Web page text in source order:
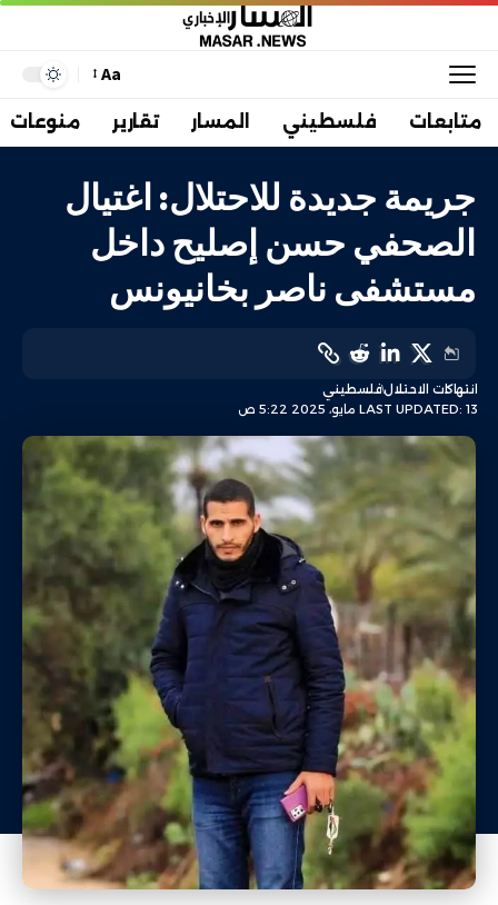
Aa
متابعات فلسطيني المسار تقارير منوعات
جريمة جديدة للاحتلال: اغتيال
الصحفي حسن إصليح داخل
مستشفى ناصر بخانيونس
LAST UPDATED: 13 مايو، 2025 5:22 ص
انتهاكات الاحتلالفلسطيني